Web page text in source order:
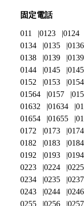
固定電話
011 0123 0124
0134
0135 0136
0138
0139
0144
0145
0152
0153 0154
01564
0157
01632
01634
01654
01655
0172
0173 0174
0182
0183 0184
0192
0193 0194
0223
0224 0225
0234
0235 0237
0243
0244 0246
0255
0256 0257